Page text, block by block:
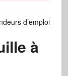
d’emploi
à